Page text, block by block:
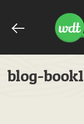
blog-book1